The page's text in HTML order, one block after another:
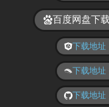
百度网盘下
下载地
下载地
下载地